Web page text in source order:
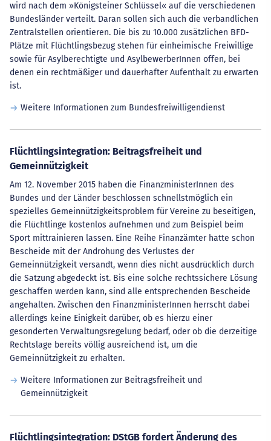
wird nach dem »Königsteiner Schlüssel« auf die verschiedenen
Bundesländer verteilt. Daran sollen sich auch die verbandlichen
Zentralstellen orientieren. Die bis zu 10.000 zusätzlichen BFD-
Plätze mit Flüchtlingsbezug stehen für einheimische Freiwillige
sowie für Asylberechtigte und AsylbewerberInnen offen, bei
denen ein rechtmäßiger und dauerhafter Aufenthalt zu erwarten
ist.
Weitere Informationen zum Bundesfreiwilligendienst
Flüchtlingsintegration: Beitragsfreiheit und
Gemeinnützigkeit
Am 12. November 2015 haben die FinanzministerInnen des
Bundes und der Länder beschlossen schnellstmöglich ein
spezielles Gemeinnützigkeitsproblem für Vereine zu beseitigen,
die Flüchtlinge kostenlos aufnehmen und zum Beispiel beim
Sport mittrainieren lassen. Eine Reihe Finanzämter hatte schon
Bescheide mit der Androhung des Verlustes der
Gemeinnützigkeit versandt, wenn dies nicht ausdrücklich durch
die Satzung abgedeckt ist. Bis eine solche rechtssichere Lösung
geschaffen werden kann, sind alle entsprechenden Bescheide
angehalten. Zwischen den FinanzministerInnen herrscht dabei
allerdings keine Einigkeit darüber, ob es hierzu einer
gesonderten Verwaltungsregelung bedarf, oder ob die derzeitige
Rechtslage bereits völlig ausreichend ist, um die
Gemeinnützigkeit zu erhalten.
Weitere Informationen zur Beitragsfreiheit und
Gemeinnützigkeit
Flüchtlingsintegration: DStGB fordert Änderung des